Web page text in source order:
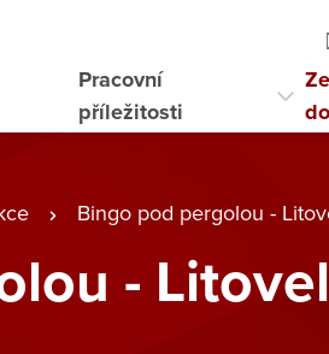
Pracovní
příležitosti
Bingo pod pergolou -
-